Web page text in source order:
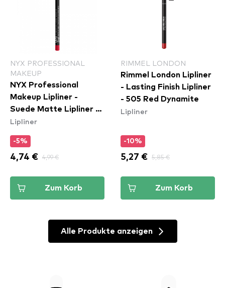
NYX PROFESSIONAL
MAKEUP
NYX Professional
Makeup Lipliner -
Suede Matte Lipliner -
Spicy (SMLL57)
Lipliner
-5%
4,74 € 4,99 €
Zum Korb
RIMMEL LONDON
Rimmel London Lipliner
- Lasting Finish Lipliner
- 505 Red Dynamite
Lipliner
-10%
5,27 € 5,85 €
Zum Korb
Alle Produkte anzeigen